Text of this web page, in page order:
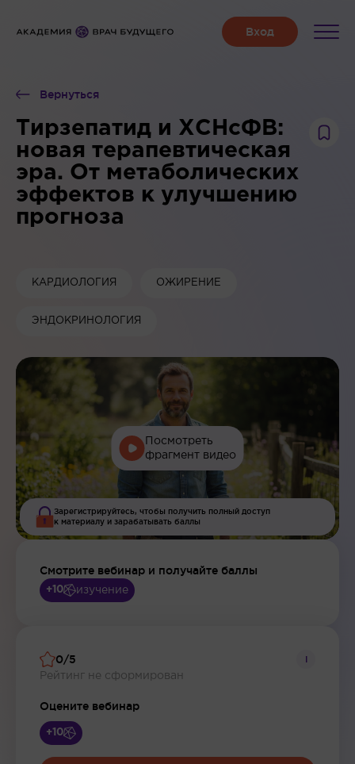
Вернуться
Тирзепатид и ХСНсФВ:
новая терапевтическая
эра. От метаболических
эффектов к улучшению
прогноза
КАРДИОЛОГИЯ ОЖИРЕНИЕ
ЭНДОКРИНОЛОГИЯ
Посмотреть
фрагмент видео
Зарегистрируйтесь, чтобы получить полный доступ
к материалу и зарабатывать баллы
Смотрите вебинар и получайте баллы
+10 изучение
0/5
Рейтинг не сформирован
i
Оцените вебинар
+10